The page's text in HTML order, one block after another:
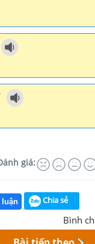
giá:
luận Chia sẻ
Bình